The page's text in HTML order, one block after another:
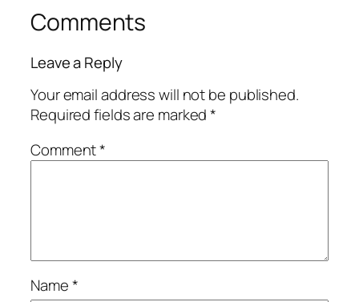
Comments
Leave a Reply
Your email address will not be published.
Required fields are marked*
Comment*
Name*